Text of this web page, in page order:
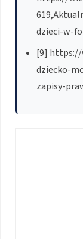
dzieci-w-
[9]
dziecko-
zapisy-